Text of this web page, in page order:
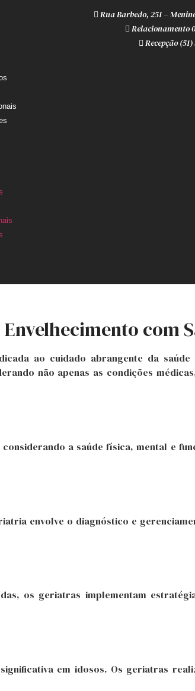
Rua Barbedo, 251 –
Relacionamento
Recepção
com
ao cuidado abrangente da
não apenas as condições
a saúde física, mental e
envolve o diagnóstico e
os geriatras implementam
em idosos. Os geriatras